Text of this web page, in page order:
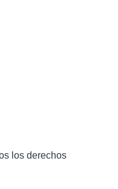
los derechos